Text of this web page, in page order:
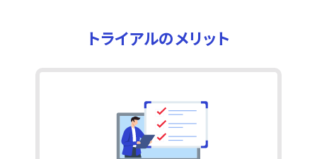
トライアルのメリット